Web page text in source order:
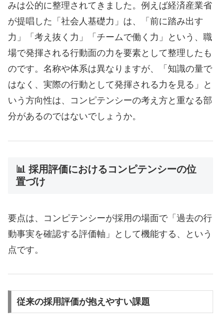
みは公的に整理されてきました。例えば経済産業省
が提唱した「社会人基礎力」は、「前に踏み出す
力」「考え抜く力」「チームで働く力」という、職
場で発揮される行動面の力を要素として整理したも
のです。名称や体系は異なりますが、「知識の量で
はなく、実際の行動として発揮される力を見る」と
いう方向性は、コンピテンシーの考え方と重なる部
分があるのではないでしょうか。
📊 採用評価におけるコンピテンシーの位
置づけ
要点は、コンピテンシーが採用の場面で「過去の行
動事実を確認する評価軸」として機能する、という
点です。
従来の採用評価が抱えやすい課題